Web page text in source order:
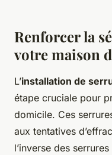
Renforcer la
votre maison
L’installation de
étape cruciale pour
domicile. Ces
aux tentatives
l’inverse des